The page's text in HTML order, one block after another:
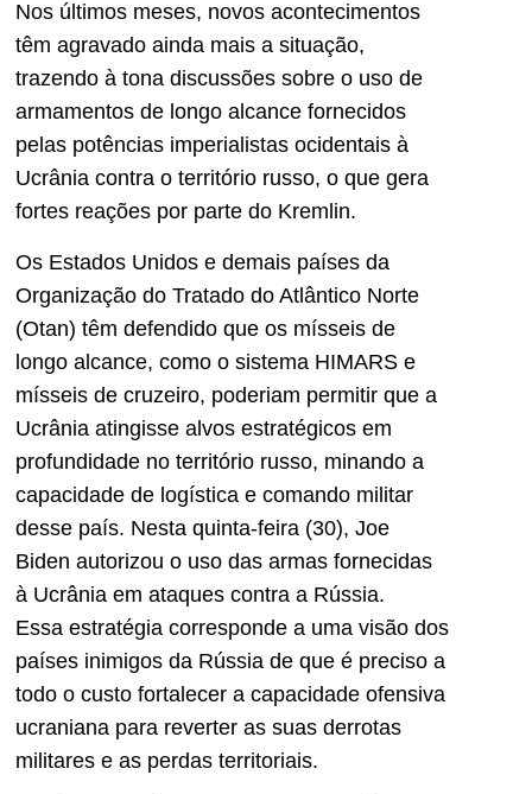
Nos últimos meses, novos acontecimentos
têm agravado ainda mais a situação,
trazendo à tona discussões sobre o uso de
armamentos de longo alcance fornecidos
pelas potências imperialistas ocidentais à
Ucrânia contra o território russo, o que gera
fortes reações por parte do Kremlin.
Os Estados Unidos e demais países da
Organização do Tratado do Atlântico Norte
(Otan) têm defendido que os mísseis de
longo alcance, como o sistema HIMARS e
mísseis de cruzeiro, poderiam permitir que a
Ucrânia atingisse alvos estratégicos em
profundidade no território russo, minando a
capacidade de logística e comando militar
desse país. Nesta quinta-feira (30), Joe
Biden autorizou o uso das armas fornecidas
à Ucrânia em ataques contra a Rússia.
Essa estratégia corresponde a uma visão dos
países inimigos da Rússia de que é preciso a
todo o custo fortalecer a capacidade ofensiva
ucraniana para reverter as suas derrotas
militares e as perdas territoriais.